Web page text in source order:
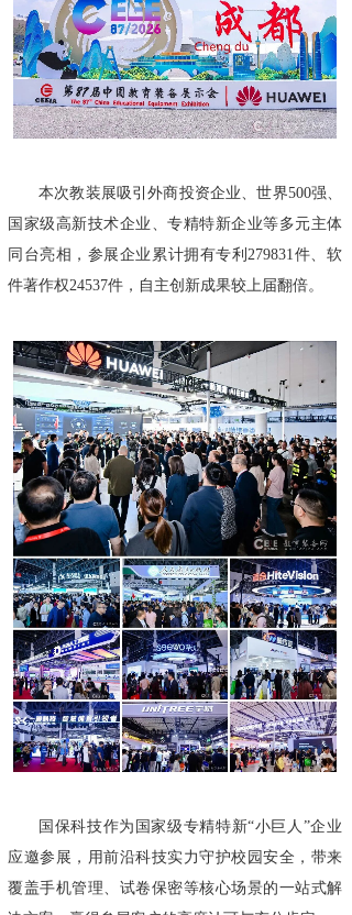
本次教装展吸引外商投资企业、世界500强、
国家级高新技术企业、专精特新企业等多元主体
同台亮相，参展企业累计拥有专利279831件、软
件著作权24537件，自主创新成果较上届翻倍。
国保科技作为国家级专精特新“小巨人”企业
应邀参展，用前沿科技实力守护校园安全，带来
覆盖手机管理、试卷保密等核心场景的一站式解